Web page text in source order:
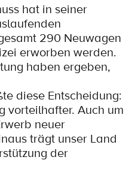
hat in seiner
290 Neuwagen
erworben werden.
haben ergeben,
diese Entscheidung:
vorteilhafter. Auch um
neuer
trägt unser Land
der